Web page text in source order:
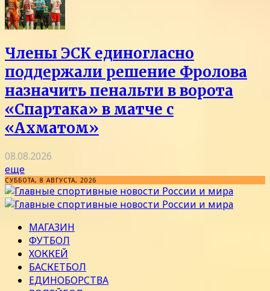
Члены ЭСК единогласно
поддержали решение Фролова
назначить пенальти в ворота
«Спартака» в матче с
«Ахматом»
08.08.2026
еще
СУББОТА, 8 АВГУСТА, 2026
МАГАЗИН
ФУТБОЛ
ХОККЕЙ
БАСКЕТБОЛ
ЕДИНОБОРСТВА